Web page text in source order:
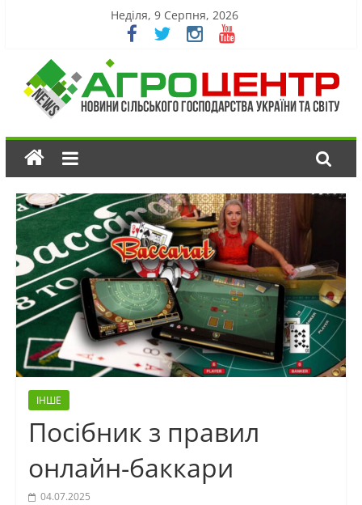
Неділя, 9 Серпня, 2026
ІНШЕ
Посібник з правил
онлайн-баккари
04.07.2025